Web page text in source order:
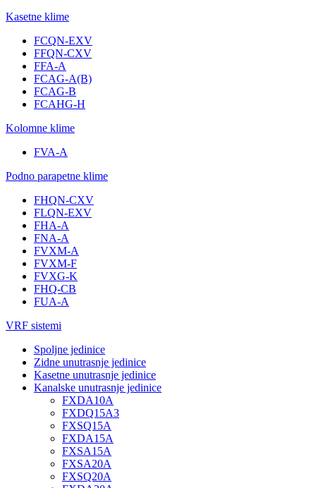
Kasetne klime
FCQN-EXV
FFQN-CXV
FFA-A
FCAG-A(B)
FCAG-B
FCAHG-H
Kolomne klime
FVA-A
Podno parapetne klime
FHQN-CXV
FLQN-EXV
FHA-A
FNA-A
FVXM-A
FVXM-F
FVXG-K
FHQ-CB
FUA-A
VRF sistemi
Spoljne jedinice
Zidne unutrasnje jedinice
Kasetne unutrasnje jedinice
Kanalske unutrasnje jedinice
FXDA10A
FXDQ15A3
FXSQ15A
FXDA15A
FXSA15A
FXSA20A
FXSQ20A